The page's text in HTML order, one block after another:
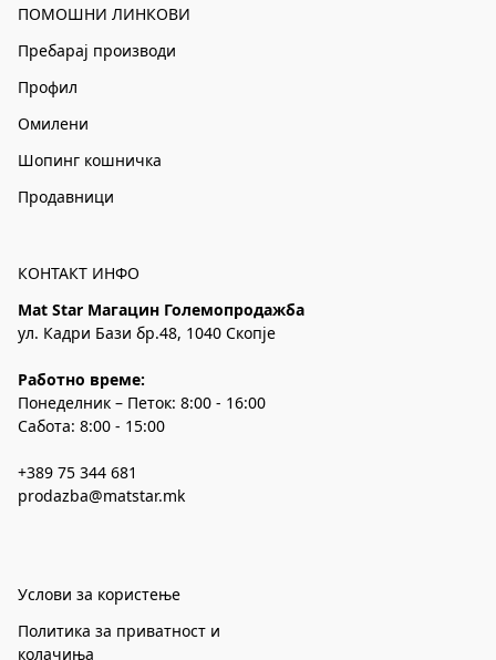
ПОМОШНИ ЛИНКОВИ
Пребарај производи
Профил
Омилени
Шопинг кошничка
Продавници
КОНТАКТ ИНФО
Mat Star Магацин Големопродажба
ул. Кадри Бази бр.48, 1040 Скопје
Работно време:
Понеделник – Петок: 8:00 - 16:00
Сабота: 8:00 - 15:00
+389 75 344 681
prodazba@matstar.mk
Услови за користење
Политика за приватност и
колачиња